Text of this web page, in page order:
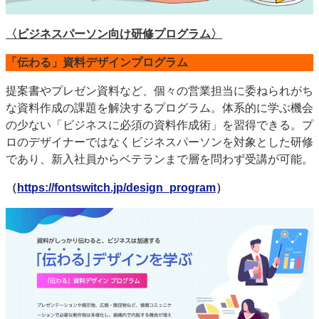
〈ビジネスパーソン向け研修プログラム〉
「伝わる」資料デザインプログラム
提案書やプレゼン資料など、個々の営業担当に委ねられがち
な資料作成の課題を解決するプログラム。体系的に学ぶ機会
の少ない「ビジネスに必須の資料作成術」を習得できる。プ
ロのデザイナーではなくビジネスパーソンを対象とした研修
であり、新入社員からベテランまで層を問わず受講が可能。
（ https://fontswitch.jp/design_program）